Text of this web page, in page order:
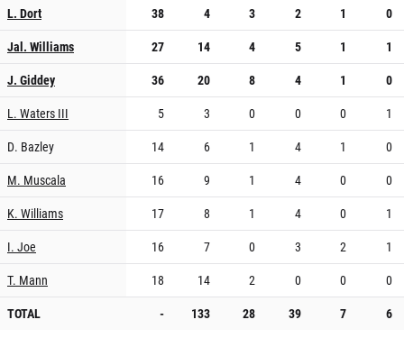
L. Dort 38 4 3 2 1
0
Jal. Williams
27 14 4 5 1
1
J. Giddey
36 20 8 4 1
0
L. Waters III
5 3 0 0 0
1
D. Bazley
14 6 1 4 1
0
M. Muscala
16 9 1 4 0
0
K. Williams
17 8 1 4 0
1
I. Joe
16 7 0 3 2
1
T. Mann
18 14 2 0 0
0
TOTAL
- 133 28 39 7 6